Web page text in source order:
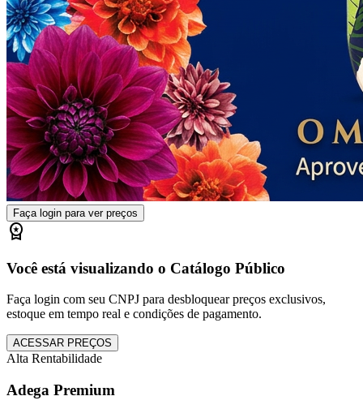
Faça login para ver preços
workspace_premium
Você está visualizando o Catálogo Público
Faça login com seu CNPJ para desbloquear preços exclusivos,
estoque em tempo real e condições de pagamento.
ACESSAR PREÇOS
Alta Rentabilidade
Adega Premium